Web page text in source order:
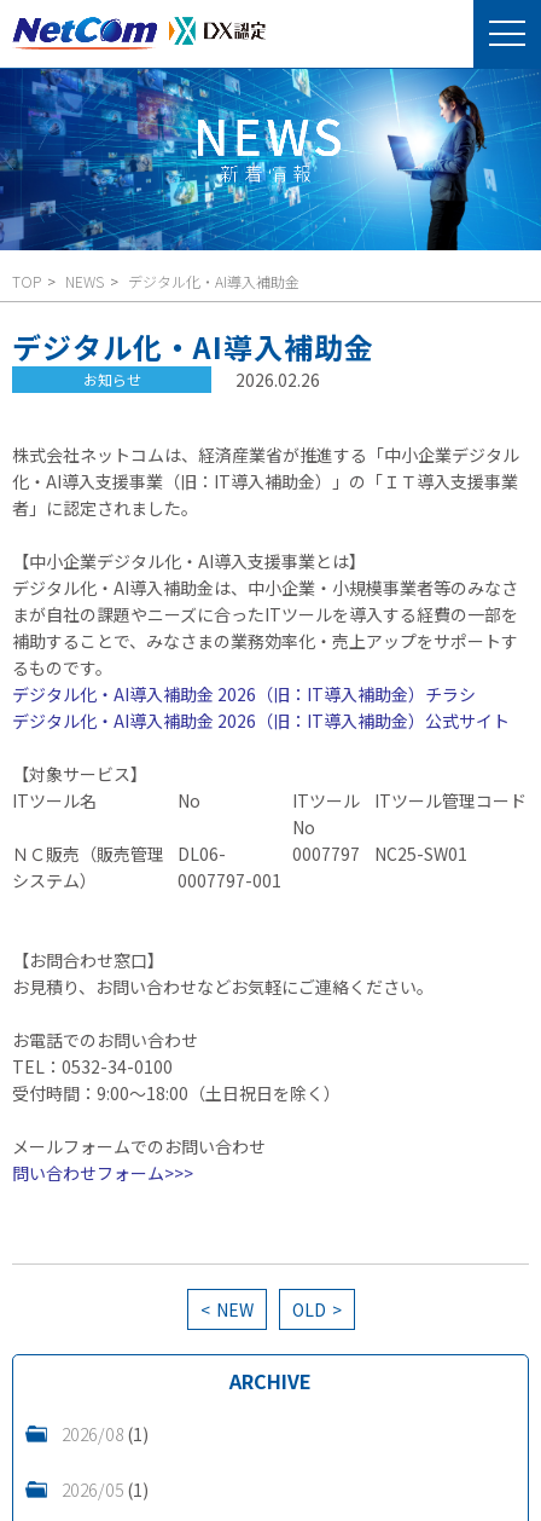
TOP NEWS デジタル化・AI導入補助金
デジタル化・AI導入補助金
お知らせ 2026.02.26
株式会社ネットコムは、経済産業省が推進する「中小企業デジタル
化・AI導入支援事業（旧：IT導入補助金）」の「ＩＴ導入支援事業
者」に認定されました。
【中小企業デジタル化・AI導入支援事業とは】
デジタル化・AI導入補助金は、中小企業・小規模事業者等のみなさ
まが自社の課題やニーズに合ったITツールを導入する経費の一部を
補助することで、みなさまの業務効率化・売上アップをサポートす
るものです。
デジタル化・AI導入補助金 2026（旧：IT導入補助金）チラシ
デジタル化・AI導入補助金 2026（旧：IT導入補助金）公式サイト
【対象サービス】
ITツール名
No
ITツール
No
ITツール管理コード
ＮＣ販売（販売管理
システム）
DL06-
0007797-001
0007797 NC25-SW01
【お問合わせ窓口】
お見積り、お問い合わせなどお気軽にご連絡ください。
お電話でのお問い合わせ
TEL：0532-34-0100
受付時間：9:00～18:00（土日祝日を除く）
メールフォームでのお問い合わせ
問い合わせフォーム>>>
NEW OLD
ARCHIVE
2026/08(1)
2026/05(1)